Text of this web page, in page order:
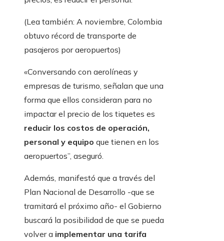
(Lea también: A noviembre, Colombia
obtuvo récord de transporte de
pasajeros por aeropuertos)
«Conversando con aerolíneas y
empresas de turismo, señalan que una
forma que ellos consideran para no
impactar el precio de los tiquetes es
reducir los costos de operación,
personal y equipo que tienen en los
aeropuertos”, aseguró.
Además, manifestó que a través del
Plan Nacional de Desarrollo -que se
tramitará el próximo año- el Gobierno
buscará la posibilidad de que se pueda
volver a implementar una tarifa